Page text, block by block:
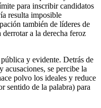
para inscribir candidatos
resulta imposible
también de líderes de
a la derecha feroz
y evidente. Detrás de
acusaciones, se percibe la
polvo los ideales y reduce
sentido de la palabra) para